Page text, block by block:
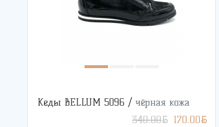
Кеды BELLUM 5096 / чёрная кожа
340.00BYN 170.00BYN